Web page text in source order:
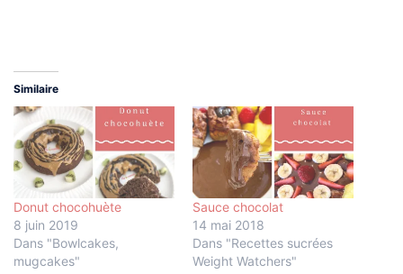
Similaire
Donut chocohuète
8 juin 2019
Dans "Bowlcakes,
mugcakes"
Sauce chocolat
14 mai 2018
Dans "Recettes sucrées
Weight Watchers"